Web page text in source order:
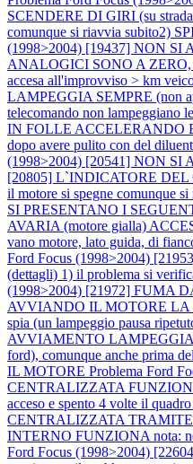
SCENDERE DI GIRI (su
comunque si riavvia subito2)
(1998>2004) [19437] NON SI
ANALOGICI SONO A
accesa all'improvviso > km
LAMPEGGIA SEMPRE (non
telecomando non lampeggiano
IN FOLLE ACCELERANDO
dopo avere pulito con del
(1998>2004) [20541] NON SI
[20805] L`INDICATORE
il motore si spegne comunque
SI PRESENTANO I
AVARIA (motore gialla)
vano motore, lato guida, di
Ford Focus (1998>2004)
(dettagli) 1) il problema si
(1998>2004) [21972] FUMA
AVVIANDO IL MOTORE LA
spia (un lampeggio pausa
AVVIAMENTO LAMPEGGIA
ford), comunque anche prima
IL MOTORE Problema Ford
CENTRALIZZATA
acceso e spento 4 volte il
CENTRALIZZATA
INTERNO FUNZIONA nota:
Ford Focus (1998>2004)